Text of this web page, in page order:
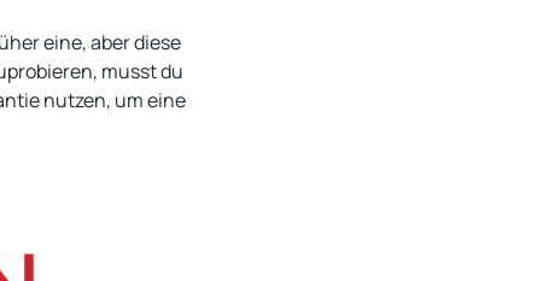
eine, aber diese
musst du
nutzen, um eine